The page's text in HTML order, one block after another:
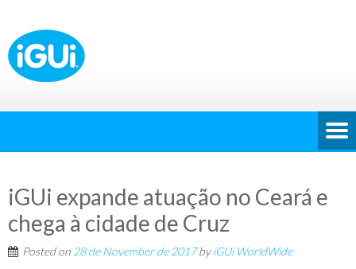
iGUi expande atuação no Ceará e
chega à cidade de Cruz
Posted on 28 de November de 2017byiGUi WorldWide